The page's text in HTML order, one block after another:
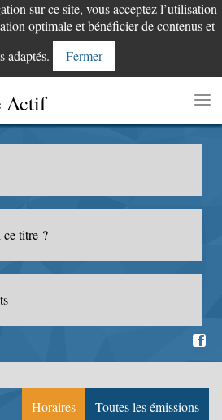
sur ce site, vous acceptezl’utilisation
optimale et bénéficier de contenus et
adaptés.
Fermer
Actif
titre ?
Horaires Toutes les émissions